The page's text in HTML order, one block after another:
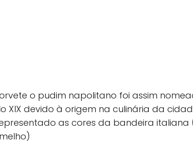
o pudim napolitano foi assim
XIX devido à origem na culinária da
as cores da bandeira italiana